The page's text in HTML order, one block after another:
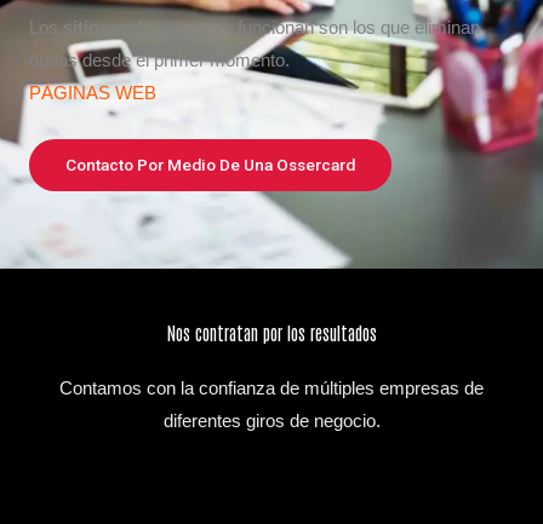
Los sitios web que mejor funcionan son los que eliminan
dudas desde el primer momento.
PÁGINAS WEB
Contacto Por Medio De Una Ossercard
Nos contratan por los resultados
Contamos con la confianza de múltiples empresas de
diferentes giros de negocio.